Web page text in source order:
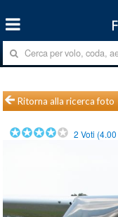
Ritorna alla ricerca foto
2 Voti (4.00